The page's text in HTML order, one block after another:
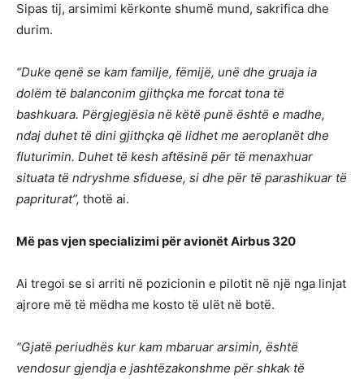
Sipas tij, arsimimi kërkonte shumë mund, sakrifica dhe
durim.
“Duke qenë se kam familje, fëmijë, unë dhe gruaja ia
dolëm të balanconim gjithçka me forcat tona të
bashkuara. Përgjegjësia në këtë punë është e madhe,
ndaj duhet të dini gjithçka që lidhet me aeroplanët dhe
fluturimin. Duhet të kesh aftësinë për të menaxhuar
situata të ndryshme sfiduese, si dhe për të parashikuar të
papriturat”, thotë ai.
Më pas vjen specializimi për avionët Airbus 320
Ai tregoi se si arriti në pozicionin e pilotit në një nga linjat
ajrore më të mëdha me kosto të ulët në botë.
“Gjatë periudhës kur kam mbaruar arsimin, është
vendosur gjendja e jashtëzakonshme për shkak të